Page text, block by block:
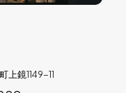
上鏡1149-11